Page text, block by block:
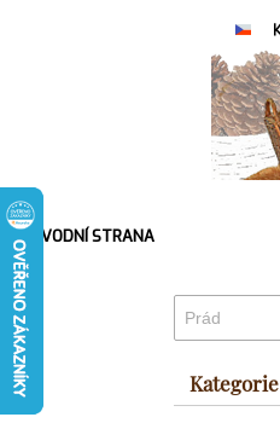
ÚVODNÍ STRANA
Kategorie